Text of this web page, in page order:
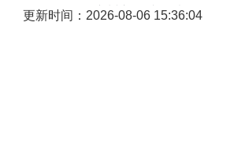
混批，尽在广州市佰氏顿乐器
更新时间：2026-08-06 15:36:04